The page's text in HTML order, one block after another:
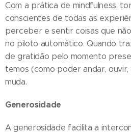
Com a prática de mindfulness,
conscientes de todas as
perceber e sentir coisas que
no piloto automático. Quando
de gratidão pelo momento
temos (como poder andar, ouvir,
muda.
Generosidade
A generosidade facilita a